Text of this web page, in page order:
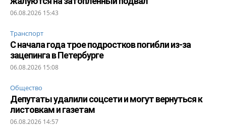
06.08.2026 15:43
Транспорт
С начала года трое подростков погибли из-за
зацепинга в Петербурге
06.08.2026 15:08
Общество
Депутаты удалили соцсети и могут вернуться к
листовкам и газетам
06.08.2026 14:57